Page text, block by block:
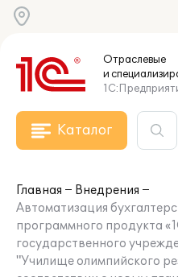
Отраслевые
и
Каталог
Главная
Внедрения
Автоматизация
программного продукта
государственного
"Училище олимпийского